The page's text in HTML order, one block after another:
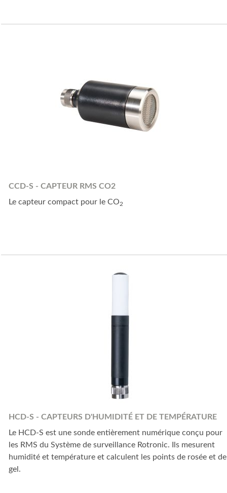
CCD-S - CAPTEUR RMS CO2
Le capteur compact pour le CO2
HCD-S - CAPTEURS D'HUMIDITÉ ET DE TEMPÉRATURE
Le HCD-S est une sonde entièrement numérique conçu pour
les RMS du Système de surveillance Rotronic. Ils mesurent
humidité et température et calculent les points de rosée et de
gel.